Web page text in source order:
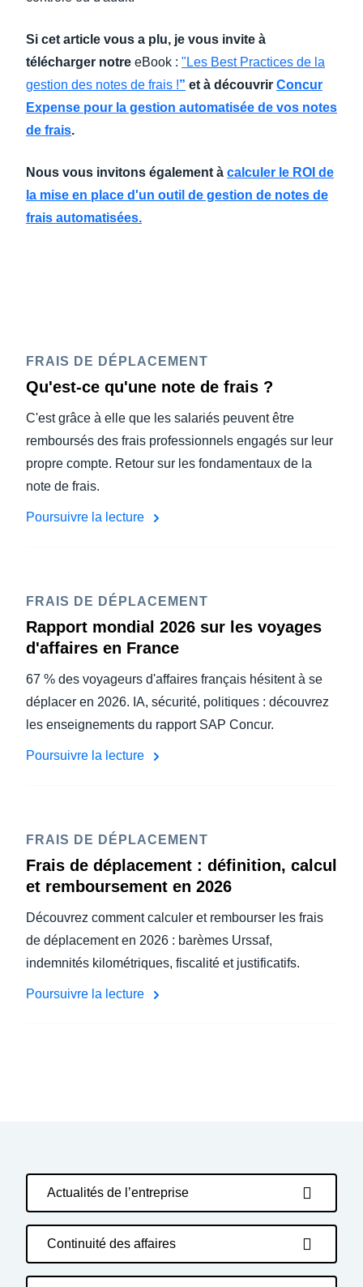
Si cet article vous a plu, je vous invite à
télécharger notre eBook : "Les Best Practices de la
gestion des notes de frais !” et à découvrir Concur
Expense pour la gestion automatisée de vos notes
de frais.
Nous vous invitons également à calculer le ROI de
la mise en place d'un outil de gestion de notes de
frais automatisées.
FRAIS DE DÉPLACEMENT
Qu'est-ce qu'une note de frais ?
C'est grâce à elle que les salariés peuvent être
remboursés des frais professionnels engagés sur leur
propre compte. Retour sur les fondamentaux de la
note de frais.
Poursuivre la lecture
FRAIS DE DÉPLACEMENT
Rapport mondial 2026 sur les voyages
d'affaires en France
67 % des voyageurs d'affaires français hésitent à se
déplacer en 2026. IA, sécurité, politiques : découvrez
les enseignements du rapport SAP Concur.
Poursuivre la lecture
FRAIS DE DÉPLACEMENT
Frais de déplacement : définition, calcul
et remboursement en 2026
Découvrez comment calculer et rembourser les frais
de déplacement en 2026 : barèmes Urssaf,
indemnités kilométriques, fiscalité et justificatifs.
Poursuivre la lecture
Actualités de l’entreprise
Continuité des affaires